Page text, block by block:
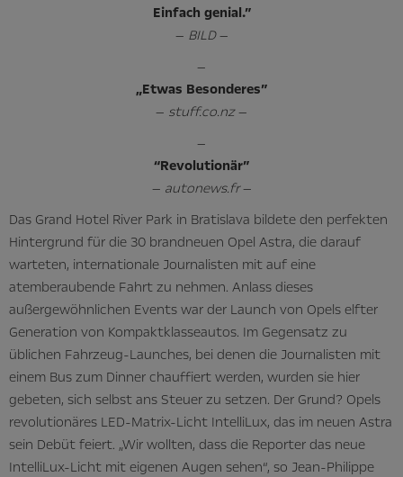
Einfach genial.”
— BILD—
—
„Etwas Besonderes”
— stuff.co.nz—
—
“Revolutionär”
— autonews.fr—
Das Grand Hotel River Park in Bratislava bildete den perfekten
Hintergrund für die 30 brandneuen Opel Astra, die darauf
warteten, internationale Journalisten mit auf eine
atemberaubende Fahrt zu nehmen. Anlass dieses
außergewöhnlichen Events war der Launch von Opels elfter
Generation von Kompaktklasseautos. Im Gegensatz zu
üblichen Fahrzeug-Launches, bei denen die Journalisten mit
einem Bus zum Dinner chauffiert werden, wurden sie hier
gebeten, sich selbst ans Steuer zu setzen. Der Grund? Opels
revolutionäres LED-Matrix-Licht IntelliLux, das im neuen Astra
sein Debüt feiert. „Wir wollten, dass die Reporter das neue
IntelliLux-Licht mit eigenen Augen sehen“, so Jean-Philippe